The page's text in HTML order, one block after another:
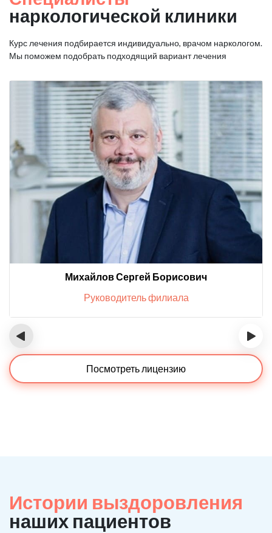
наркологической клиники
Курс лечения подбирается индивидуально, врачом наркологом.
Мы поможем подобрать подходящий вариант лечения
Михайлов Сергей Борисович
Руководитель филиала
‹ ›
Посмотреть лицензию
Истории выздоровления
наших пациентов